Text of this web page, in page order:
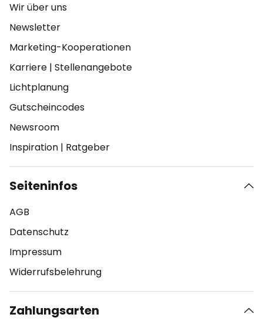
Wir über uns
Newsletter
Marketing-Kooperationen
Karriere | Stellenangebote
Lichtplanung
Gutscheincodes
Newsroom
Inspiration | Ratgeber
Seiteninfos
AGB
Datenschutz
Impressum
Widerrufsbelehrung
Zahlungsarten